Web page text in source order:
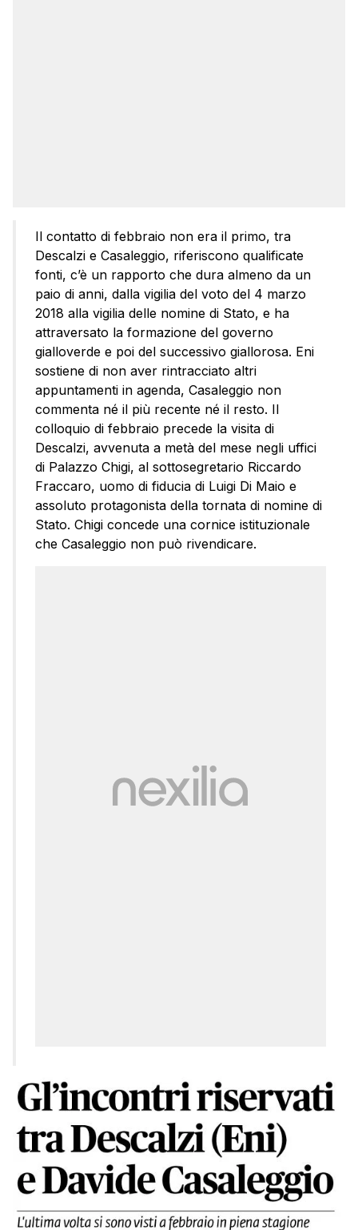
Il contatto di febbraio non era il primo, tra
Descalzi e Casaleggio, riferiscono qualificate
fonti, c’è un rapporto che dura almeno da un
paio di anni, dalla vigilia del voto del 4 marzo
2018 alla vigilia delle nomine di Stato, e ha
attraversato la formazione del governo
gialloverde e poi del successivo giallorosa. Eni
sostiene di non aver rintracciato altri
appuntamenti in agenda, Casaleggio non
commenta né il più recente né il resto. Il
colloquio di febbraio precede la visita di
Descalzi, avvenuta a metà del mese negli uffici
di Palazzo Chigi, al sottosegretario Riccardo
Fraccaro, uomo di fiducia di Luigi Di Maio e
assoluto protagonista della tornata di nomine di
Stato. Chigi concede una cornice istituzionale
che Casaleggio non può rivendicare.